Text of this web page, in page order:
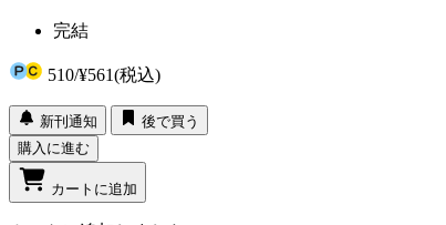
完結
510/¥561(税込)
新刊通知
後で買う
購入に進む
カートに追加